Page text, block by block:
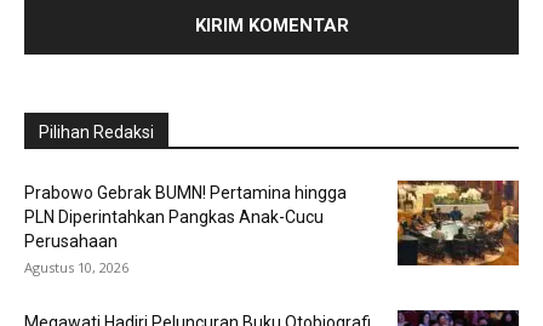
Pilihan Redaksi
Prabowo Gebrak BUMN! Pertamina hingga
PLN Diperintahkan Pangkas Anak-Cucu
Perusahaan
Agustus 10, 2026
Megawati Hadiri Peluncuran Buku Otobiografi